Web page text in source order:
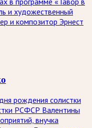
и художественный
и композитор Эрнест
рождения солистки
РСФСР Валентины
внучка